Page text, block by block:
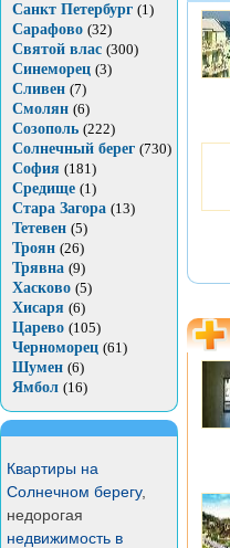
Санкт Петербург (1)
Сарафово (32)
Святой влас (300)
Синеморец (3)
Сливен (7)
Смолян (6)
Созополь (222)
Солнечный берег (730)
София (181)
Средище (1)
Стара Загора (13)
Тетевен (5)
Троян (26)
Трявна (9)
Хасково (5)
Хисаря (6)
Царево (105)
Черноморец (61)
Шумен (6)
Ямбол (16)
Квартиры на
Солнечном берегу,
недорогая
недвижимость в